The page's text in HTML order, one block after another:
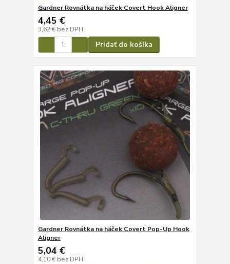
Gardner Rovnátka na háček Covert Hook Aligner
4,45 €
3,62 € bez DPH
Pridať do košíka
Gardner Rovnátka na háček Covert Pop-Up Hook
Aligner
5,04 €
4,10 € bez DPH